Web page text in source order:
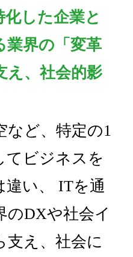
化した企業と
業界の「変革
え、社会的影
など、特定の1
てビジネスを
違い、 ITを通
のDXや社会イ
支え、社会に